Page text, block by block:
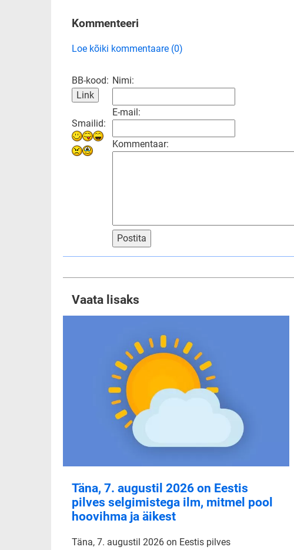
Kommenteeri
Loe kõiki kommentaare (0)
BB-kood:
Smailid:
Nimi:
E-mail:
Kommentaar:
Postita
Vaata lisaks
Täna, 7. augustil 2026 on Eestis
pilves selgimistega ilm, mitmel pool
hoovihma ja äikest
Täna, 7. augustil 2026 on Eestis pilves